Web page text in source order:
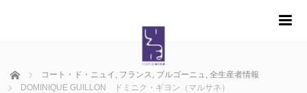
ホーム コート・ド・ニュイ , フランス, ブルゴーニュ , 全生産者情報
DOMINIQUE GUILLON ドミニク・ギヨン（マルサネ）